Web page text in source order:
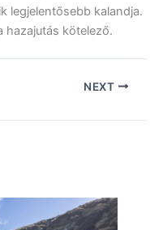
legjelentősebb kalandja.
hazajutás kötelező.
NEXT